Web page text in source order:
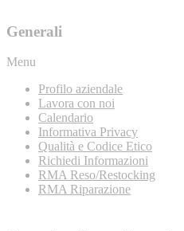
Generali
Menu
Profilo aziendale
Lavora con noi
Calendario
Informativa Privacy
Qualità e Codice Etico
Richiedi Informazioni
RMA Reso/Restocking
RMA Riparazione